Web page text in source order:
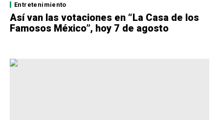
Entretenimiento
Así van las votaciones en “La Casa de los
Famosos México”, hoy 7 de agosto